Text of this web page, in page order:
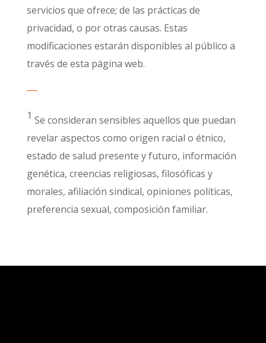
servicios que ofrece; de las prácticas de
privacidad, o por otras causas. Estas
modificaciones estarán disponibles al público a
través de esta página web.
1 Se consideran sensibles aquellos que puedan
revelar aspectos como origen racial o étnico,
estado de salud presente y futuro, información
genética, creencias religiosas, filosóficas y
morales, afiliación sindical, opiniones políticas,
preferencia sexual, composición familiar.